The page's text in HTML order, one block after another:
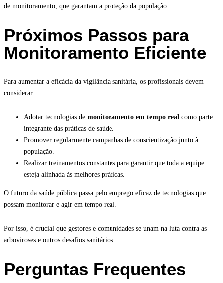
de monitoramento, que garantam a proteção da população.
Próximos Passos para
Monitoramento Eficiente
Para aumentar a eficácia da vigilância sanitária, os profissionais devem
considerar:
Adotar tecnologias de monitoramento em tempo real como parte
integrante das práticas de saúde.
Promover regularmente campanhas de conscientização junto à
população.
Realizar treinamentos constantes para garantir que toda a equipe
esteja alinhada às melhores práticas.
O futuro da saúde pública passa pelo emprego eficaz de tecnologias que
possam monitorar e agir em tempo real.
Por isso, é crucial que gestores e comunidades se unam na luta contra as
arboviroses e outros desafios sanitários.
Perguntas Frequentes